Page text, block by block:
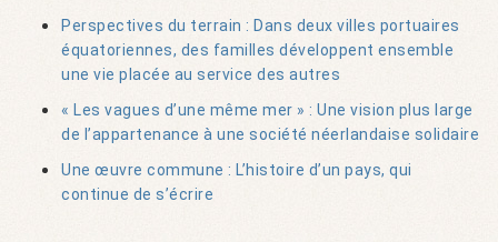
Perspectives du terrain : Dans deux villes portuaires
équatoriennes, des familles développent ensemble
une vie placée au service des autres
« Les vagues d’une même mer » : Une vision plus large
de l’appartenance à une société néerlandaise solidaire
Une œuvre commune : L’histoire d’un pays, qui
continue de s’écrire